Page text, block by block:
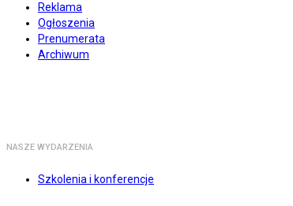
Reklama
Ogłoszenia
Prenumerata
Archiwum
NASZE WYDARZENIA
Szkolenia i konferencje